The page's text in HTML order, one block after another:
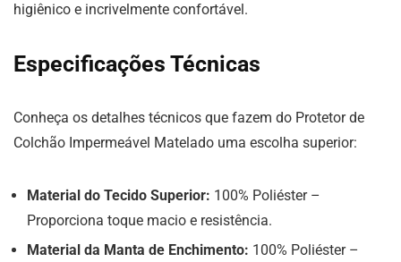
higiênico e incrivelmente confortável.
Especificações Técnicas
Conheça os detalhes técnicos que fazem do Protetor de
Colchão Impermeável Matelado uma escolha superior:
Material do Tecido Superior: 100% Poliéster –
Proporciona toque macio e resistência.
Material da Manta de Enchimento: 100% Poliéster –